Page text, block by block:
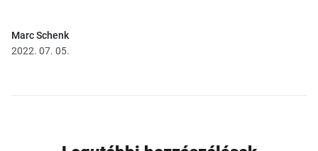
Marc Schenk
2022. 07. 05.